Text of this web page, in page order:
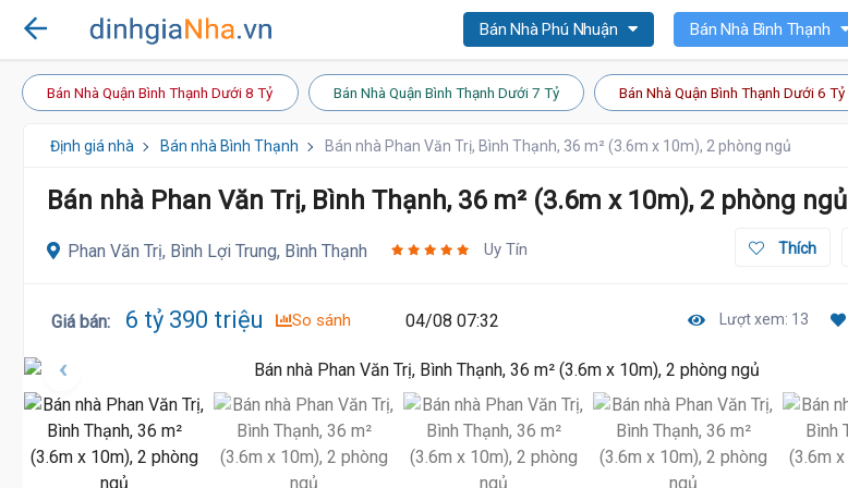
Bán Nhà Phú Nhuận Bán Nhà Bình Thạnh
Bán Nhà Quận Bình Thạnh Dưới 8 Tỷ Bán Nhà Quận Bình Thạnh Dưới 7 Tỷ Bán Nhà Quận Bình Thạnh Dưới 6 Tỷ
Định giá nhà Bán nhà Bình Thạnh Bán nhà Phan Văn Trị, Bình Thạnh, 36 m² (3.6m x 10m), 2 phòng ngủ
Bán nhà Phan Văn Trị, Bình Thạnh, 36 m² (3.6m x 10m), 2 phòng ngủ
Phan Văn Trị, Bình Lợi Trung, Bình Thạnh Uy Tín Thích
Giá bán: 6 tỷ 390 triệu So sánh 04/08 07:32 Lượt xem: 13